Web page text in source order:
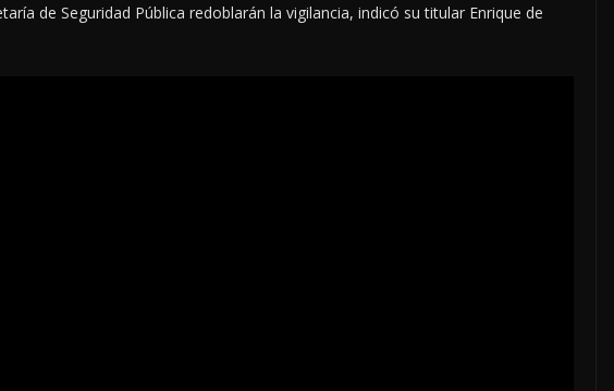
de Seguridad Pública redoblarán la vigilancia, indicó su titular Enrique de
SE DERRUMBA EL